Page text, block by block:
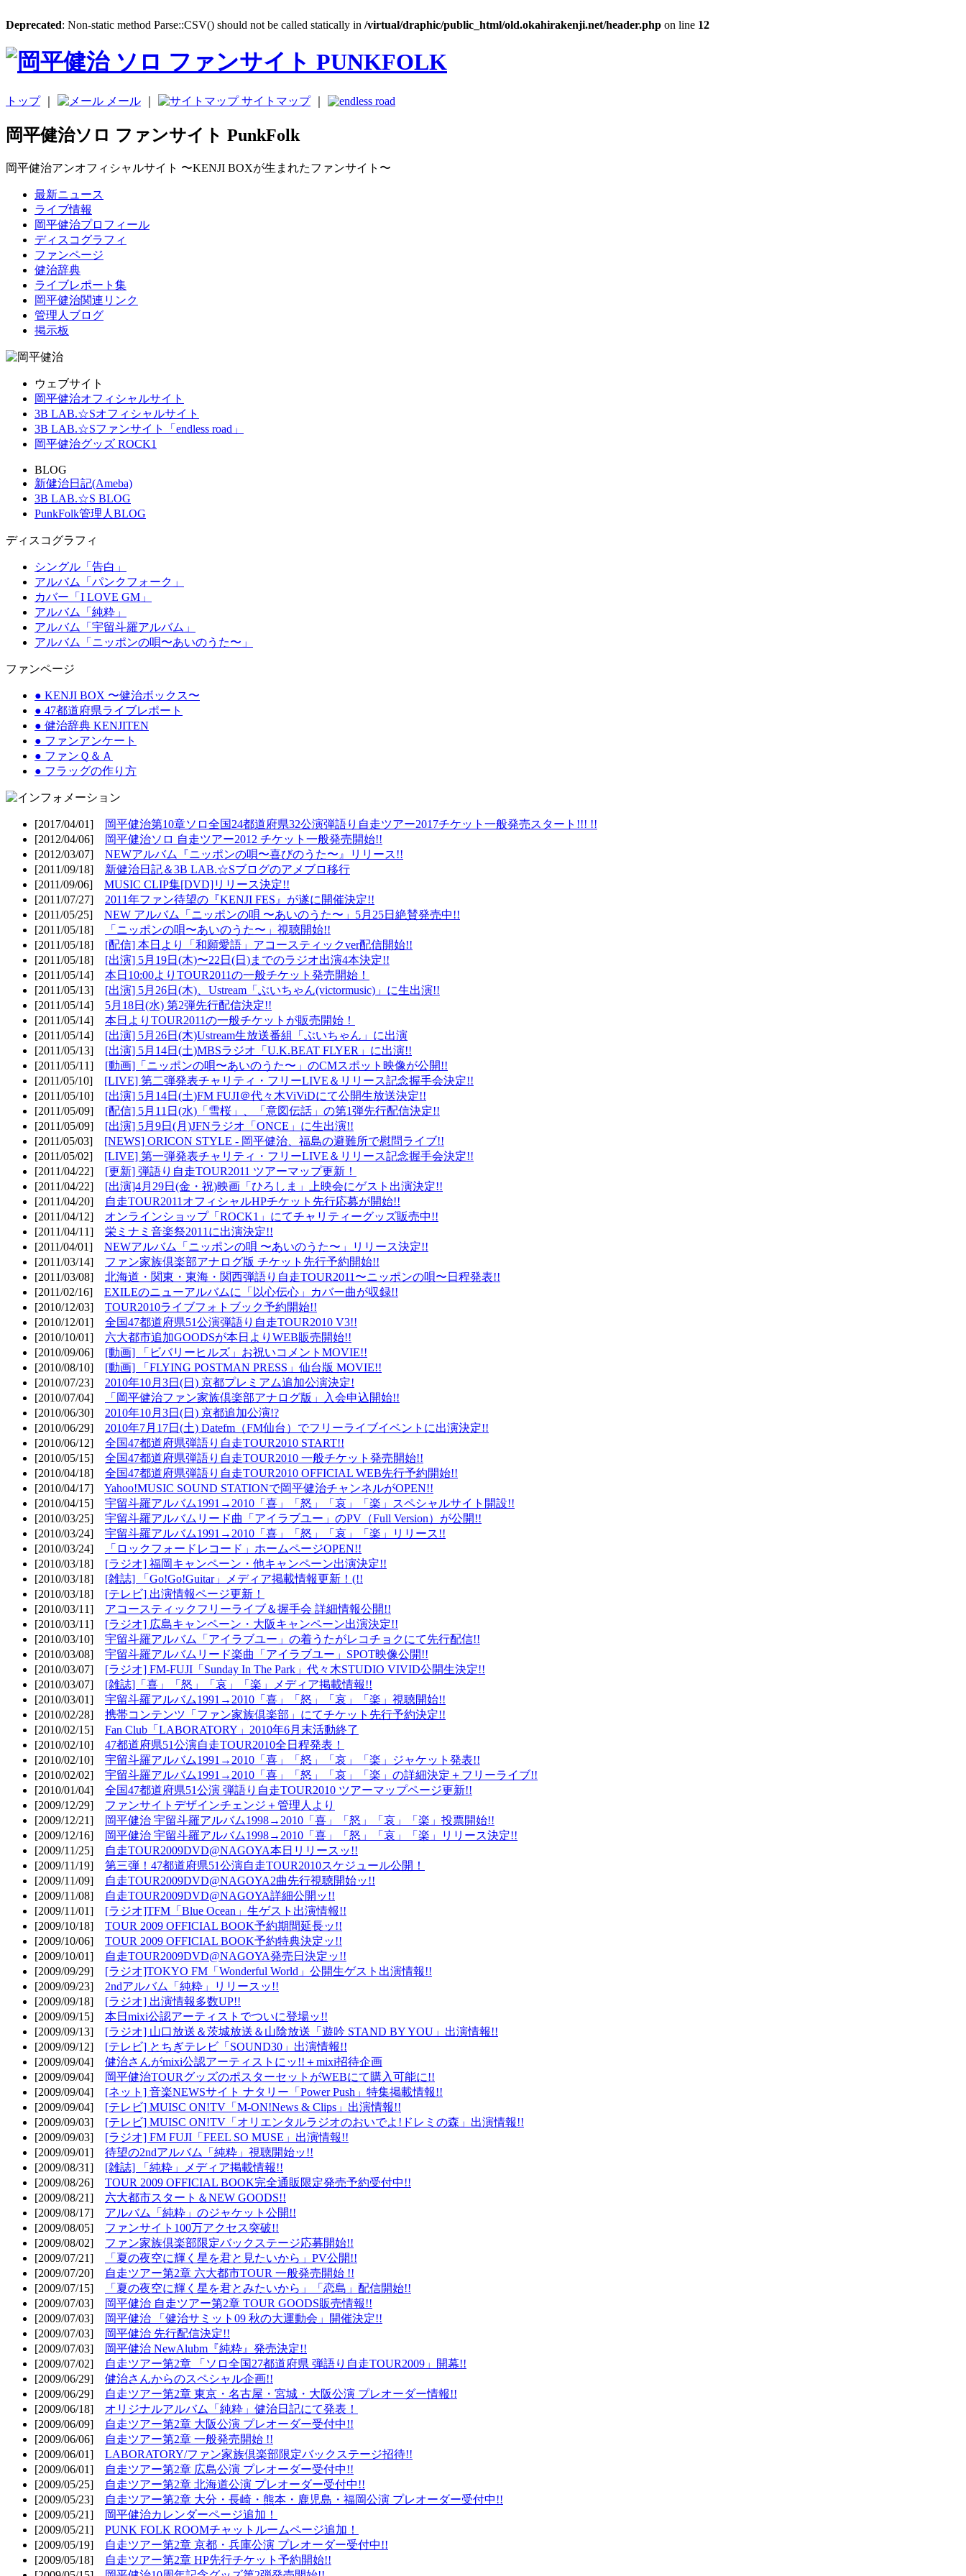
Deprecated: Non-static method Parse::CSV() should not be called statically in /virtual/draphic/public_html/old.okahirakenji.net/header.php on line 12
トップ｜ メール サイトマップ｜
岡平健治ソロ ファンサイト PunkFolk
岡平健治アンオフィシャルサイト 〜KENJI BOXが生まれたファンサイト〜
最新ニュース
ライブ情報
岡平健治プロフィール
ディスコグラフィ
ファンページ
健治辞典
ライブレポート集
岡平健治関連リンク
管理人ブログ
掲示板
ウェブサイト
岡平健治オフィシャルサイト
3B LAB.☆Sオフィシャルサイト
3B LAB.☆Sファンサイト「endless road」
岡平健治グッズ ROCK1
BLOG
新健治日記(Ameba)
3B LAB.☆S BLOG
PunkFolk管理人BLOG
ディスコグラフィ
シングル「告白」
アルバム「パンクフォーク」
カバー「I LOVE GM」
アルバム「純粋」
アルバム「宇留斗羅アルバム」
アルバム「ニッポンの唄〜あいのうた〜」
ファンページ
● KENJI BOX 〜健治ボックス〜
● 47都道府県ライブレポート
● 健治辞典 KENJITEN
● ファンアンケート
● ファンＱ＆Ａ
● フラッグの作り方
[2017/04/01]
岡平健治第10章ソロ全国24都道府県32公演弾語り自走ツアー2017チケット一般発売スタート!!! !!
[2012/04/06]
岡平健治ソロ 自走ツアー2012 チケット一般発売開始!!
[2012/03/07] NEWアルバム『ニッポンの唄〜喜びのうた〜』リリース!!
[2011/09/18] 新健治日記＆3B LAB.☆Sブログのアメブロ移行
[2011/09/06] MUSIC CLIP集[DVD]リリース決定!!
[2011/07/27] 2011年ファン待望の『KENJI FES』が遂に開催決定!!
[2011/05/25] NEW アルバム「ニッポンの唄 〜あいのうた〜」5月25日絶賛発売中!!
[2011/05/18]
「ニッポンの唄〜あいのうた〜」視聴開始!!
[2011/05/18] [配信] 本日より「和願愛語」アコースティックver配信開始!!
[2011/05/18] [出演] 5月19日(木)〜22日(日)までのラジオ出演4本決定!!
[2011/05/14] 本日10:00よりTOUR2011の一般チケット発売開始！
[2011/05/13] [出演] 5月26日(木)、Ustream「ぶいちゃん(victormusic)」に生出演!!
[2011/05/14] 5月18日(水) 第2弾先行配信決定!!
[2011/05/14] 本日よりTOUR2011の一般チケットが販売開始！
[2011/05/14] [出演] 5月26日(木)Ustream生放送番組「ぶいちゃん」に出演
[2011/05/13] [出演] 5月14日(土)MBSラジオ「U.K.BEAT FLYER」に出演!!
[2011/05/11] [動画]「ニッポンの唄〜あいのうた〜」のCMスポット映像が公開!!
[2011/05/10] [LIVE] 第二弾発表チャリティ・フリーLIVE＆リリース記念握手会決定!!
[2011/05/10] [出演] 5月14日(土)FM FUJI＠代々木ViViDにて公開生放送決定!!
[2011/05/09] [配信] 5月11日(水)「雪桜」、「意図伝話」の第1弾先行配信決定!!
[2011/05/09] [出演] 5月9日(月)JFNラジオ「ONCE」に生出演!!
[2011/05/03] [NEWS] ORICON STYLE - 岡平健治、福島の避難所で慰問ライブ!!
[2011/05/02] [LIVE] 第一弾発表チャリティ・フリーLIVE＆リリース記念握手会決定!!
[2011/04/22] [更新] 弾語り自走TOUR2011 ツアーマップ更新！
[2011/04/22] [出演]4月29日(金・祝)映画「ひろしま」上映会にゲスト出演決定!!
[2011/04/20]
自走TOUR2011オフィシャルHPチケット先行応募が開始!!
[2011/04/12] オンラインショップ「ROCK1」にてチャリティーグッズ販売中!!
[2011/04/11] 栄ミナミ音楽祭2011に出演決定!!
[2011/04/01] NEWアルバム「ニッポンの唄 〜あいのうた〜」リリース決定!!
[2011/03/14] ファン家族倶楽部アナログ版 チケット先行予約開始!!
[2011/03/08] 北海道・関東・東海・関西弾語り自走TOUR2011〜ニッポンの唄〜日程発表!!
[2011/02/16] EXILEのニューアルバムに「以心伝心」カバー曲が収録!!
[2010/12/03] TOUR2010ライブフォトブック予約開始!!
[2010/12/01] 全国47都道府県51公演弾語り自走TOUR2010 V3!!
[2010/10/01] 六大都市追加GOODSが本日よりWEB販売開始!!
[2010/09/06] [動画] 「ビバリーヒルズ」お祝いコメントMOVIE!!
[2010/08/10] [動画] 「FLYING POSTMAN PRESS」仙台版 MOVIE!!
[2010/07/23] 2010年10月3日(日) 京都プレミアム追加公演決定!
[2010/07/04]
「岡平健治ファン家族倶楽部アナログ版」入会申込開始!!
[2010/06/30] 2010年10月3日(日) 京都追加公演!?
[2010/06/29] 2010年7月17日(土) Datefm（FM仙台）でフリーライブイベントに出演決定!!
[2010/06/12] 全国47都道府県弾語り自走TOUR2010 START!!
[2010/05/15] 全国47都道府県弾語り自走TOUR2010 一般チケット発売開始!!
[2010/04/18] 全国47都道府県弾語り自走TOUR2010 OFFICIAL WEB先行予約開始!!
[2010/04/17] Yahoo!MUSIC SOUND STATIONで岡平健治チャンネルがOPEN!!
[2010/04/15] 宇留斗羅アルバム1991→2010「喜」「怒」「哀」「楽」スペシャルサイト開設!!
[2010/03/25] 宇留斗羅アルバムリード曲「アイラブユー」のPV（Full Version）が公開!!
[2010/03/24] 宇留斗羅アルバム1991→2010「喜」「怒」「哀」「楽」リリース!!
[2010/03/24]
「ロックフォードレコード」ホームページOPEN!!
[2010/03/18] [ラジオ] 福岡キャンペーン・他キャンペーン出演決定!!
[2010/03/18] [雑誌] 「Go!Go!Guitar」メディア掲載情報更新！(!!
[2010/03/18] [テレビ] 出演情報ページ更新！
[2010/03/11] アコースティックフリーライブ＆握手会 詳細情報公開!!
[2010/03/11] [ラジオ] 広島キャンペーン・大阪キャンペーン出演決定!!
[2010/03/10] 宇留斗羅アルバム「アイラブユー」の着うたがレコチョクにて先行配信!!
[2010/03/08] 宇留斗羅アルバムリード楽曲「アイラブユー」SPOT映像公開!!
[2010/03/07] [ラジオ] FM-FUJI「Sunday In The Park」代々木STUDIO VIVID公開生決定!!
[2010/03/07] [雑誌]「喜」「怒」「哀」「楽」メディア掲載情報!!
[2010/03/01] 宇留斗羅アルバム1991→2010「喜」「怒」「哀」「楽」視聴開始!!
[2010/02/28] 携帯コンテンツ「ファン家族倶楽部」にてチケット先行予約決定!!
[2010/02/15] Fan Club「LABORATORY」2010年6月末活動終了
[2010/02/10] 47都道府県51公演自走TOUR2010全日程発表！
[2010/02/10] 宇留斗羅アルバム1991→2010「喜」「怒」「哀」「楽」ジャケット発表!!
[2010/02/02] 宇留斗羅アルバム1991→2010「喜」「怒」「哀」「楽」の詳細決定＋フリーライブ!!
[2010/01/04] 全国47都道府県51公演 弾語り自走TOUR2010 ツアーマップページ更新!!
[2009/12/29] ファンサイトデザインチェンジ＋管理人より
[2009/12/21]
岡平健治 宇留斗羅アルバム1998→2010「喜」「怒」「哀」「楽」投票開始!!
[2009/12/16]
岡平健治 宇留斗羅アルバム1998→2010「喜」「怒」「哀」「楽」リリース決定!!
[2009/11/25]
自走TOUR2009DVD@NAGOYA本日リリースッ!!
[2009/11/19] 第三弾！47都道府県51公演自走TOUR2010スケジュール公開！
[2009/11/09]
自走TOUR2009DVD@NAGOYA2曲先行視聴開始ッ!!
[2009/11/08]
自走TOUR2009DVD@NAGOYA詳細公開ッ!!
[2009/11/01] [ラジオ]TFM「Blue Ocean」生ゲスト出演情報!!
[2009/10/18] TOUR 2009 OFFICIAL BOOK予約期間延長ッ!!
[2009/10/06] TOUR 2009 OFFICIAL BOOK予約特典決定ッ!!
[2009/10/01]
自走TOUR2009DVD@NAGOYA発売日決定ッ!!
[2009/09/29] [ラジオ]TOKYO FM「Wonderful World」公開生ゲスト出演情報!!
[2009/09/23] 2ndアルバム「純粋」リリースッ!!
[2009/09/18] [ラジオ] 出演情報多数UP!!
[2009/09/15] 本日mixi公認アーティストでついに登場ッ!!
[2009/09/13] [ラジオ] 山口放送＆茨城放送＆山陰放送「遊吟 STAND BY YOU」出演情報!!
[2009/09/12] [テレビ] とちぎテレビ「SOUND30」出演情報!!
[2009/09/04] 健治さんがmixi公認アーティストにッ!!＋mixi招待企画
[2009/09/04]
岡平健治TOURグッズのポスターセットがWEBにて購入可能に!!
[2009/09/04] [ネット] 音楽NEWSサイト ナタリー「Power Push」特集掲載情報!!
[2009/09/04] [テレビ] MUISC ON!TV「M-ON!News & Clips」出演情報!!
[2009/09/03] [テレビ] MUISC ON!TV「オリエンタルラジオのおいでよ!ドレミの森」出演情報!!
[2009/09/03] [ラジオ] FM FUJI「FEEL SO MUSE」出演情報!!
[2009/09/01] 待望の2ndアルバム「純粋」視聴開始ッ!!
[2009/08/31] [雑誌] 「純粋」メディア掲載情報!!
[2009/08/26] TOUR 2009 OFFICIAL BOOK完全通販限定発売予約受付中!!
[2009/08/21] 六大都市スタート＆NEW GOODS!!
[2009/08/17] アルバム「純粋」のジャケット公開!!
[2009/08/05] ファンサイト100万アクセス突破!!
[2009/08/02] ファン家族倶楽部限定バックステージ応募開始!!
[2009/07/21]
「夏の夜空に輝く星を君と見たいから」PV公開!!
[2009/07/20]
自走ツアー第2章 六大都市TOUR 一般発売開始 !!
[2009/07/15]
「夏の夜空に輝く星を君とみたいから」「恋島」配信開始!!
[2009/07/03]
岡平健治 自走ツアー第2章 TOUR GOODS販売情報!!
[2009/07/03]
岡平健治 「健治サミット09 秋の大運動会」開催決定!!
[2009/07/03]
岡平健治 先行配信決定!!
[2009/07/03]
岡平健治 NewAlubm『純粋』発売決定!!
[2009/07/02]
自走ツアー第2章 「ソロ全国27都道府県 弾語り自走TOUR2009」開幕!!
[2009/06/29] 健治さんからのスペシャル企画!!
[2009/06/29]
自走ツアー第2章 東京・名古屋・宮城・大阪公演 プレオーダー情報!!
[2009/06/18] オリジナルアルバム「純粋」健治日記にて発表！
[2009/06/09]
自走ツアー第2章 大阪公演 プレオーダー受付中!!
[2009/06/06]
自走ツアー第2章 一般発売開始 !!
[2009/06/01] LABORATORY/ファン家族倶楽部限定バックステージ招待!!
[2009/06/01]
自走ツアー第2章 広島公演 プレオーダー受付中!!
[2009/05/25]
自走ツアー第2章 北海道公演 プレオーダー受付中!!
[2009/05/23]
自走ツアー第2章 大分・長崎・熊本・鹿児島・福岡公演 プレオーダー受付中!!
[2009/05/21]
岡平健治カレンダーページ追加！
[2009/05/21] PUNK FOLK ROOMチャットルームページ追加！
[2009/05/19]
自走ツアー第2章 京都・兵庫公演 プレオーダー受付中!!
[2009/05/18]
自走ツアー第2章 HP先行チケット予約開始!!